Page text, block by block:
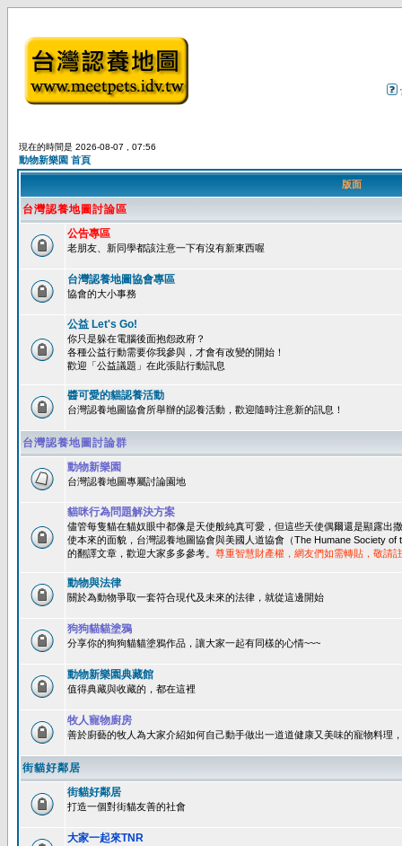
現在的時間是 2026-08-07 , 07:56
動物新樂園 首頁
版面
台灣認養地圖討論區
公告專區
老朋友、新同學都該注意一下有沒有新東西喔
台灣認養地圖協會專區
協會的大小事務
公益 Let's Go!
你只是躲在電腦後面抱怨政府？
各種公益行動需要你我參與，才會有改變的開始！
歡迎「公益議題」在此張貼行動訊息
醬可愛的貓認養活動
台灣認養地圖協會所舉辦的認養活動，歡迎隨時注意新的訊息！
台灣認養地圖討論群
動物新樂園
台灣認養地圖專屬討論園地
貓咪行為問題解決方案
儘管每隻貓在貓奴眼中都像是天使般純真可愛，但這些天使偶爾還是顯露出
使本來的面貌，台灣認養地圖協會與美國人道協會（The Humane Society
的翻譯文章，歡迎大家多多參考。 尊重智慧財產權，網友們如需轉貼，敬請
動物與法律
關於為動物爭取一套符合現代及未來的法律，就從這邊開始
狗狗貓貓塗鴉
分享你的狗狗貓貓塗鴉作品，讓大家一起有同樣的心情~~~
動物新樂園典藏館
值得典藏與收藏的，都在這裡
牧人寵物廚房
善於廚藝的牧人為大家介紹如何自己動手做出一道道健康又美味的寵物料理
街貓好鄰居
街貓好鄰居
打造一個對街貓友善的社會
大家一起來TNR